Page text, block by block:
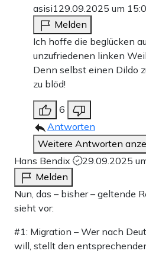
asisi129.09.2025 um
Melden
Ich hoffe die beglücken
unzufriedenen linken
Denn selbst einen Dildo
zu blöd!
6
Antworten
Weitere Antworten
Hans Bendix
29.09.2025
Melden
Nun, das – bisher – geltende
sieht vor:
#1: Migration – Wer nach
will, stellt den